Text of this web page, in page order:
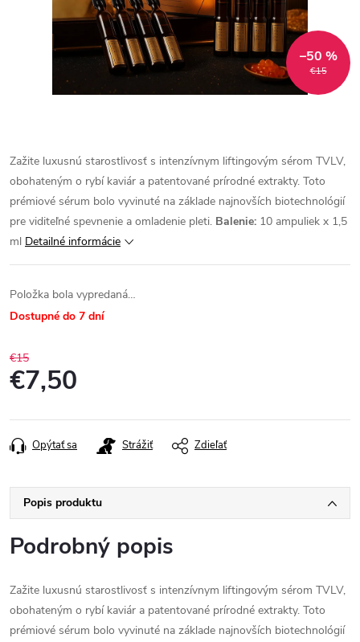
€15
–50 %
Zažite luxusnú starostlivosť s intenzívnym liftingovým sérom TVLV,
obohateným o rybí kaviár a patentované prírodné extrakty. Toto
prémiové sérum bolo vyvinuté na základe najnovších biotechnológií
pre viditeľné spevnenie a omladenie pleti. Balenie: 10 ampuliek x 1,5
ml Detailné informácie
Položka bola vypredaná…
Dostupné do 7 dní
€15
€7,50
cena:
Opýtať sa Strážiť Zdieľať
Popis produktu
Podrobný popis
Zažite luxusnú starostlivosť s intenzívnym liftingovým sérom TVLV,
obohateným o rybí kaviár a patentované prírodné extrakty. Toto
prémiové sérum bolo vyvinuté na základe najnovších biotechnológií